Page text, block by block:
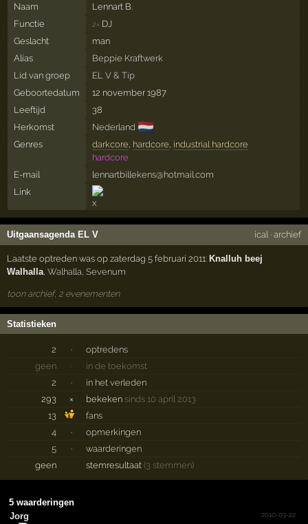
Naam
Lennart B.
Functie
2× DJ
Geslacht
man
Alias
Beppie Kraftwerk
Lid van groep
EL V & Tip
Geboortedatum
12 november 1987
Leeftijd
38
Herkomst
Nederland 🇳🇱
Genres darkcore hardcore industrial hardcore
hardcore
E-mail
lennartbillekens@hotmail.com
Link
Uitgaansagenda EL V ical· archief
Laatste optreden was op zaterdag 5 februari 2011: Knalluh beej
Walhalla ,Walhalla ,Sevenum
toon archief, 2 evenementen
Statistieken
2 ·
optredens
geen
·
in de toekomst
2
·
in het verleden
293
× bekeken sinds 10 april 2013
13
fans
4
·
opmerkingen
5
·
waarderingen
geen
stemresultaat(3 stemmen)
5 waarderingen
Jorg
2010-03-22